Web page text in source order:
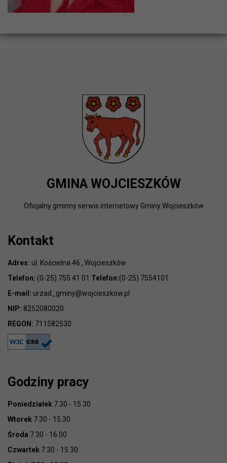
GMINA WOJCIESZKÓW
Oficjalny gminny serwis internetowy Gminy Wojcieszków
Kontakt
Adres: ul. Kościelna 46 , Wojcieszków
Telefon: (0-25) 755 41 01 Telefon:(0-25) 7554101
E-mail: urzad_gminy@wojcieszkow.pl
NIP: 8252080020
REGON: 711582530
Godziny pracy
Poniedziałek 7.30 - 15.30
Wtorek 7.30 - 15.30
Środa 7.30 - 16.00
Czwartek 7.30 - 15.30